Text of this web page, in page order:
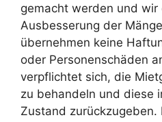
gemacht werden und
Ausbesserung der
übernehmen keine
oder Personenschäden
verpflichtet sich, die
zu behandeln und diese
Zustand zurückzugeben.